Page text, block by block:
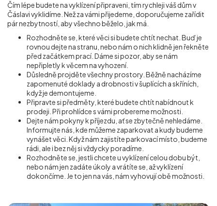
Čím lépe budete na vyklízení připraveni, tím rychleji váš dům v
Čáslavi vyklidíme. Než za vámi přijedeme, doporučujeme zařídit
pár nezbytností, aby všechno běželo, jak má.
Rozhodněte se, které věci si budete chtít nechat. Buď je
rovnou dejte na stranu, nebo nám o nich klidně jen řekněte
před začátkem prací. Dáme si pozor, aby se nám
nepřipletly k věcem na vyhození.
Důsledně projděte všechny prostory. Běžně nacházíme
zapomenuté doklady a drobnosti v šuplících a skříních,
když je demontujeme.
Připravte si předměty, které budete chtít nabídnout k
prodeji. Při prohlídce s vámi probereme možnosti.
Dejte nám pokyny k příjezdu, ať se zbytečně nehledáme.
Informujte nás, kde můžeme zaparkovat a kudy budeme
vynášet věci. Když nám zajistíte parkovací místo, budeme
rádi, ale i bez něj si vždycky poradíme.
Rozhodněte se, jestli chcete u vyklízení celou dobu být,
nebo nám jen zadáte úkoly a vrátíte se, až vyklízení
dokončíme. Je to jen na vás, nám vyhovují obě možnosti.